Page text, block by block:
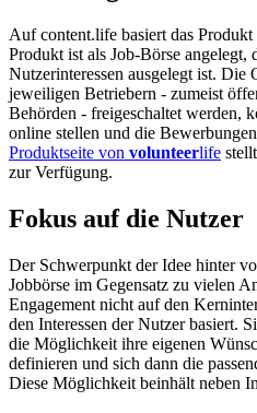
Auf content.life basiert das
Produkt ist als Job-Börse angelegt,
Nutzerinteressen ausgelegt ist. Die
jeweiligen Betriebern - zumeist
Behörden - freigeschaltet werden,
online stellen und die
Produktseite von volunteerlife
zur Verfügung.
Fokus auf die Nutzer
Der Schwerpunkt der Idee hinter
Jobbörse im Gegensatz zu vielen
Engagement nicht auf den
den Interessen der Nutzer basiert.
die Möglichkeit ihre eigenen
definieren und sich dann die
Diese Möglichkeit beinhält neben